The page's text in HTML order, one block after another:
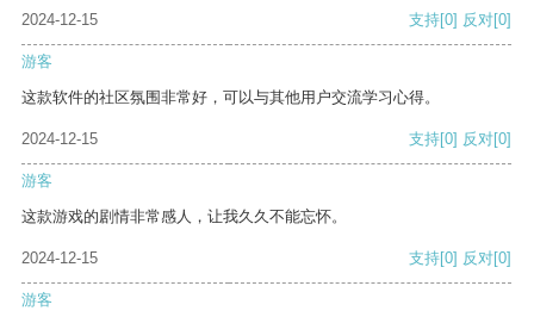
2024-12-15 支持[0] 反对[0]
游客
这款软件的社区氛围非常好，可以与其他用户交流学习心得。
2024-12-15 支持[0] 反对[0]
游客
这款游戏的剧情非常感人，让我久久不能忘怀。
2024-12-15 支持[0] 反对[0]
游客